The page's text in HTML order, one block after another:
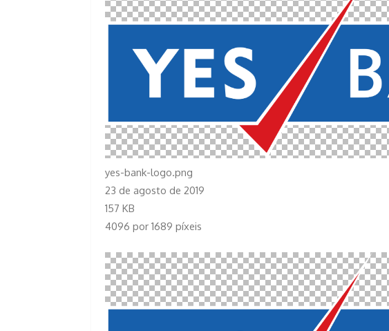
yes-bank-logo.png
23 de agosto de 2019
157 KB
4096 por 1689 píxeis